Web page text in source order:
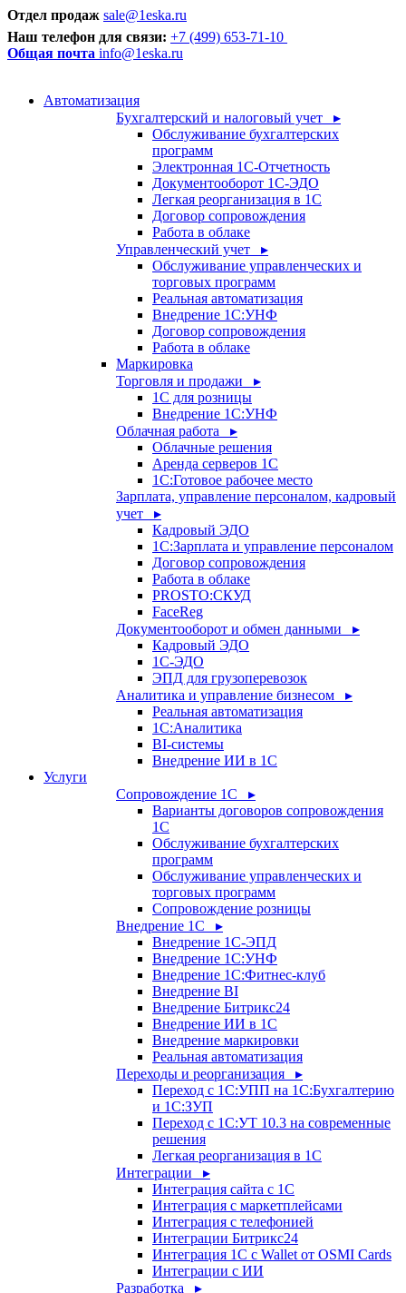
Отдел продаж sale@1eska.ru
Наш телефон для связи: +7 (499) 653-71-10
Общая почта info@1eska.ru
Автоматизация
Бухгалтерский и налоговый учет ▸
Обслуживание бухгалтерских
программ
Электронная 1С-Отчетность
Документооборот 1С-ЭДО
Легкая реорганизация в 1С
Договор сопровождения
Работа в облаке
Управленческий учет ▸
Обслуживание управленческих и
торговых программ
Реальная автоматизация
Внедрение 1С:УНФ
Договор сопровождения
Работа в облаке
Маркировка
Торговля и продажи ▸
1С для розницы
Внедрение 1С:УНФ
Облачная работа ▸
Облачные решения
Аренда серверов 1С
1C:Готовое рабочее место
Зарплата, управление персоналом, кадровый
учет ▸
Кадровый ЭДО
1С:Зарплата и управление персоналом
Договор сопровождения
Работа в облаке
PROSTO:СКУД
FaceReg
Документооборот и обмен данными ▸
Кадровый ЭДО
1С-ЭДО
ЭПД для грузоперевозок
Аналитика и управление бизнесом ▸
Реальная автоматизация
1С:Аналитика
BI-системы
Внедрение ИИ в 1С
Услуги
Сопровождение 1С ▸
Варианты договоров сопровождения
1С
Обслуживание бухгалтерских
программ
Обслуживание управленческих и
торговых программ
Сопровождение розницы
Внедрение 1С ▸
Внедрение 1С-ЭПД
Внедрение 1С:УНФ
Внедрение 1С:Фитнес-клуб
Внедрение BI
Внедрение Битрикс24
Внедрение ИИ в 1С
Внедрение маркировки
Реальная автоматизация
Переходы и реорганизация ▸
Переход с 1С:УПП на 1С:Бухгалтерию
и 1С:ЗУП
Переход с 1С:УТ 10.3 на современные
решения
Легкая реорганизация в 1С
Интеграции ▸
Интеграция сайта с 1С
Интеграция с маркетплейсами
Интеграция с телефонией
Интеграции Битрикс24
Интеграция 1С с Wallet от OSMI Cards
Интеграции с ИИ
Разработка ▸